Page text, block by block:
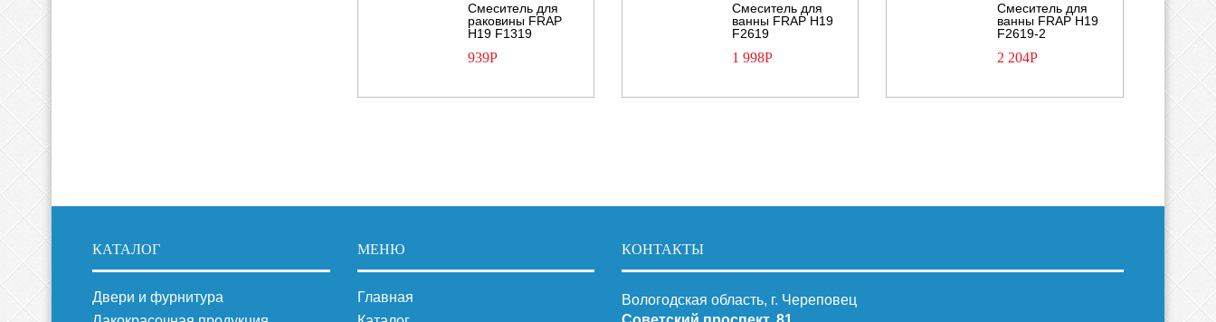
Смеситель для
раковины FRAP
H19 F1319
939Р
Смеситель для
ванны FRAP H19
F2619
1 998Р
Смеситель для
ванны FRAP H19
F2619-2
2 204Р
КАТАЛОГ
Двери и фурнитура
МЕНЮ
Главная
КОНТАКТЫ
Вологодская область, г. Череповец